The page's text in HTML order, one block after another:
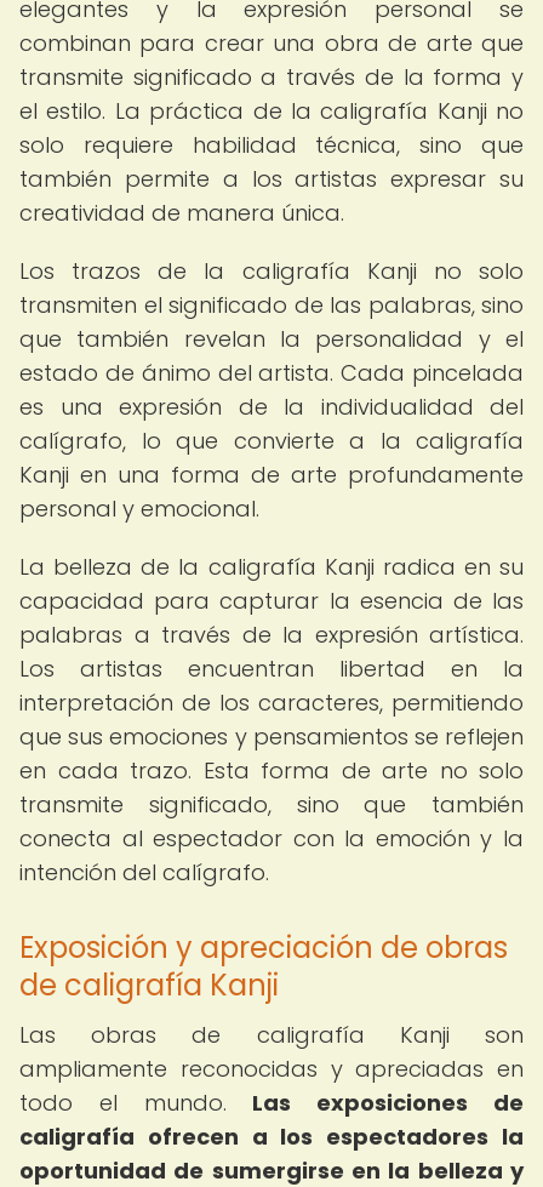
elegantes y la expresión personal se
combinan para crear una obra de arte que
transmite significado a través de la forma y
el estilo. La práctica de la caligrafía Kanji no
solo requiere habilidad técnica, sino que
también permite a los artistas expresar su
creatividad de manera única.
Los trazos de la caligrafía Kanji no solo
transmiten el significado de las palabras, sino
que también revelan la personalidad y el
estado de ánimo del artista. Cada pincelada
es una expresión de la individualidad del
calígrafo, lo que convierte a la caligrafía
Kanji en una forma de arte profundamente
personal y emocional.
La belleza de la caligrafía Kanji radica en su
capacidad para capturar la esencia de las
palabras a través de la expresión artística.
Los artistas encuentran libertad en la
interpretación de los caracteres, permitiendo
que sus emociones y pensamientos se reflejen
en cada trazo. Esta forma de arte no solo
transmite significado, sino que también
conecta al espectador con la emoción y la
intención del calígrafo.
Exposición y apreciación de obras
de caligrafía Kanji
Las obras de caligrafía Kanji son
ampliamente reconocidas y apreciadas en
todo el mundo. Las exposiciones de
caligrafía ofrecen a los espectadores la
oportunidad de sumergirse en la belleza y